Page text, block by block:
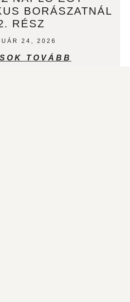
BORÁSZATNÁL
RÉSZ
24, 2026
TOVÁBB